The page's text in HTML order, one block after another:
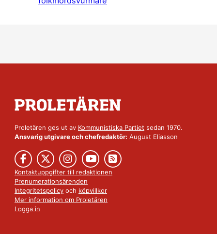
Proletären ges ut av Kommunistiska Partiet sedan 1970.
Ansvarig utgivare och chefredaktör: August Eliasson
Kontaktuppgifter till redaktionen
Prenumerationsärenden
Integritetspolicy och köpvillkor
Mer information om Proletären
Logga in